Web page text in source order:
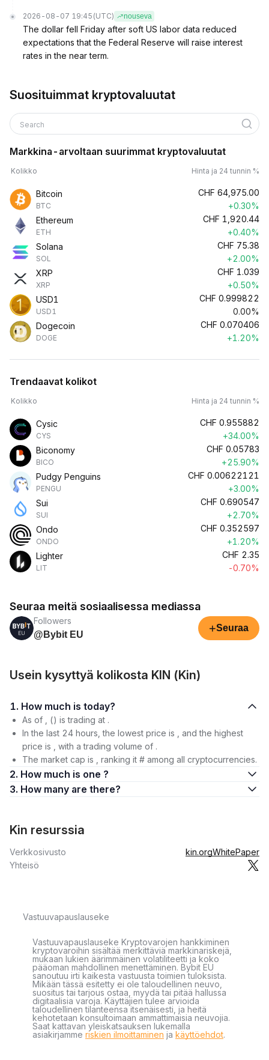
2026-08-07 19:45 (UTC) nouseva
The dollar fell Friday after soft US labor data reduced
expectations that the Federal Reserve will raise interest
rates in the near term.
Suosituimmat kryptovaluutat
Search
Markkina-arvoltaan suurimmat kryptovaluutat
Kolikko Hinta ja 24 tunnin %
Bitcoin
BTC
CHF 64,975.00
+0.30%
Ethereum
ETH
CHF 1,920.44
+0.40%
Solana
SOL
CHF 75.38
+2.00%
XRP
XRP
CHF 1.039
+0.50%
USD1
USD1
CHF 0.999822
0.00%
Dogecoin
DOGE
CHF 0.070406
+1.20%
Trendaavat kolikot
Kolikko Hinta ja 24 tunnin %
Cysic
CYS
CHF 0.955882
+34.00%
Biconomy
BICO
CHF 0.05783
+25.90%
Pudgy Penguins
PENGU
CHF 0.00622121
+3.00%
Sui
SUI
CHF 0.690547
+2.70%
Ondo
ONDO
CHF 0.352597
+1.20%
Lighter
LIT
CHF 2.35
-0.70%
Seuraa meitä sosiaalisessa mediassa
Followers
@Bybit EU
+Seuraa
Usein kysyttyä kolikosta KIN (Kin)
1. How much is today?
As of , () is trading at .
In the last 24 hours, the lowest price is , and the highest
price is , with a trading volume of .
The market cap is , ranking it # among all cryptocurrencies.
2. How much is one ?
3. How many are there?
Kin resurssia
Verkkosivusto kin.orgWhitePaper
Yhteisö
Vastuuvapauslauseke
Vastuuvapauslauseke Kryptovarojen hankkiminen
kryptovaroihin sisältää merkittäviä markkinariskejä,
mukaan lukien äärimmäinen volatiliteetti ja koko
pääoman mahdollinen menettäminen. Bybit EU
sanoutuu irti kaikesta vastuusta toimien tuloksista.
Mikään tässä esitetty ei ole taloudellinen neuvo,
suositus tai tarjous ostaa, myydä tai pitää hallussa
digitaalisia varoja. Käyttäjien tulee arvioida
taloudellinen tilanteensa itsenäisesti, ja heitä
kehotetaan konsultoimaan ammattimaisia neuvojia.
Saat kattavan yleiskatsauksen lukemalla
asiakirjamme riskien ilmoittaminen ja käyttöehdot.